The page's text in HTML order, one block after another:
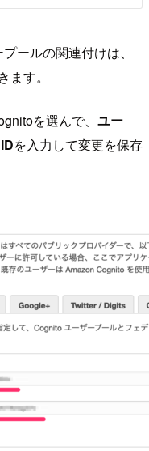
ールの関連付けは、
す。
を選んで、 ユー
を入力して変更を保存